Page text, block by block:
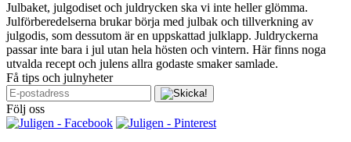
Julbaket, julgodiset och juldrycken ska vi inte heller glömma.
Julförberedelserna brukar börja med julbak och tillverkning av
julgodis, som dessutom är en uppskattad julklapp. Juldryckerna
passar inte bara i jul utan hela hösten och vintern. Här finns noga
utvalda recept och julens allra godaste smaker samlade.
Få tips och julnyheter
Följ oss